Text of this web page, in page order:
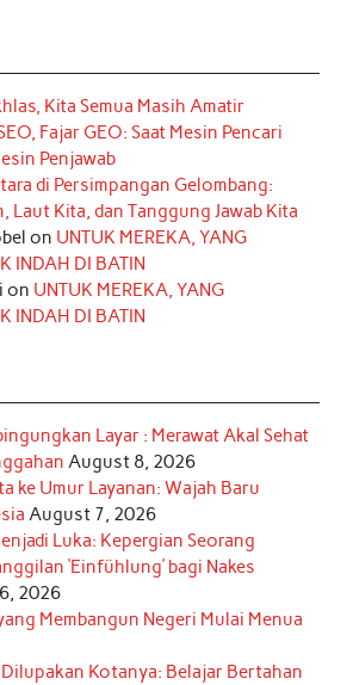
t
e
r
e
s
t
k
e
d
I
n
t
t
r
T
u
e
Kita Semua Masih Amatir
Fajar GEO: Saat Mesin Pencari
Penjawab
di Persimpangan Gelombang:
Laut Kita, dan Tanggung Jawab Kita
on UNTUK MEREKA, YANG
INDAH DI BATIN
on UNTUK MEREKA, YANG
INDAH DI BATIN
Layar : Merawat Akal Sehat
August 8, 2026
ke Umur Layanan: Wajah Baru
August 7, 2026
Luka: Kepergian Seorang
‘Einfühlung’ bagi Nakes
2026
Membangun Negeri Mulai Menua
Kotanya: Belajar Bertahan